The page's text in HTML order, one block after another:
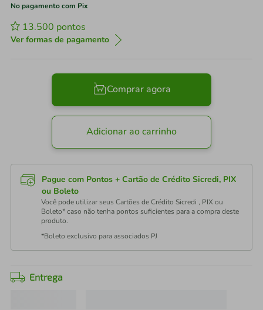
No pagamento com Pix
13.500 pontos
Ver formas de pagamento
Comprar agora
Adicionar ao carrinho
Pague com Pontos + Cartão de Crédito Sicredi, PIX
ou Boleto
Você pode utilizar seus Cartões de Crédito Sicredi , PIX ou
Boleto* caso não tenha pontos suficientes para a compra deste
produto.
*Boleto exclusivo para associados PJ
Entrega